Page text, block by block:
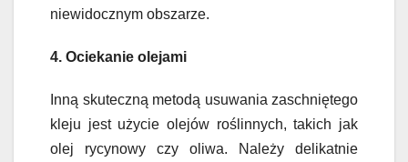
niewidocznym obszarze.
4. Ociekanie olejami
Inną skuteczną metodą usuwania zaschniętego
kleju jest użycie olejów roślinnych, takich jak
olej rycynowy czy oliwa. Należy delikatnie